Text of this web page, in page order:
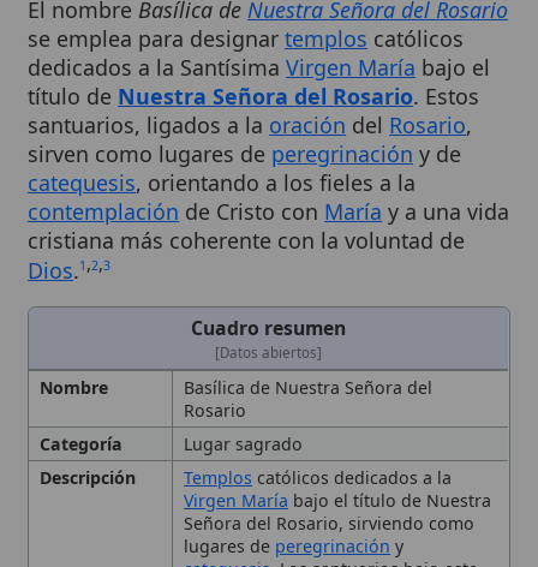
dedicados a la SantísimaVirgen Maríabajo el
título deNuestra Señora del Rosario. Estos
santuarios, ligados a laoracióndel Rosario,
sirven como lugares deperegrinacióny de
catequesis, orientando a los fieles a la
contemplaciónde Cristo conMaríay a una vida
cristiana más coherente con la voluntad de
Dios.1,2,3
Cuadro resumen
Nombre
Basílica de Nuestra Señora del
Rosario
Lugar sagrado
Descripción Temploscatólicos dedicados a la
Virgen María
Señora del Rosario, sirviendo como
lugares deperegrinación
catequesis. Los santuarios bajo este
título están ligados a laoración del
Rosarioy orientan a los fieles a la
contemplación de Cristo conMaría ,
promoviendo una vida cristiana